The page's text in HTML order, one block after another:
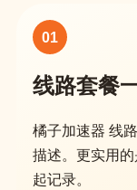
01
线路套餐
橘子加速器 线
描述。更实用
起记录。